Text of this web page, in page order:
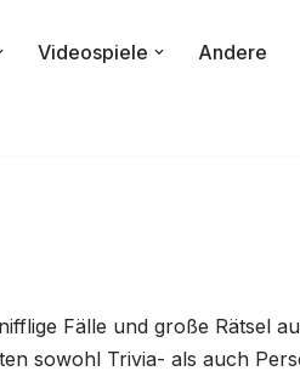
Videospiele Andere
Fälle und große Rätsel
sowohl Trivia- als auch